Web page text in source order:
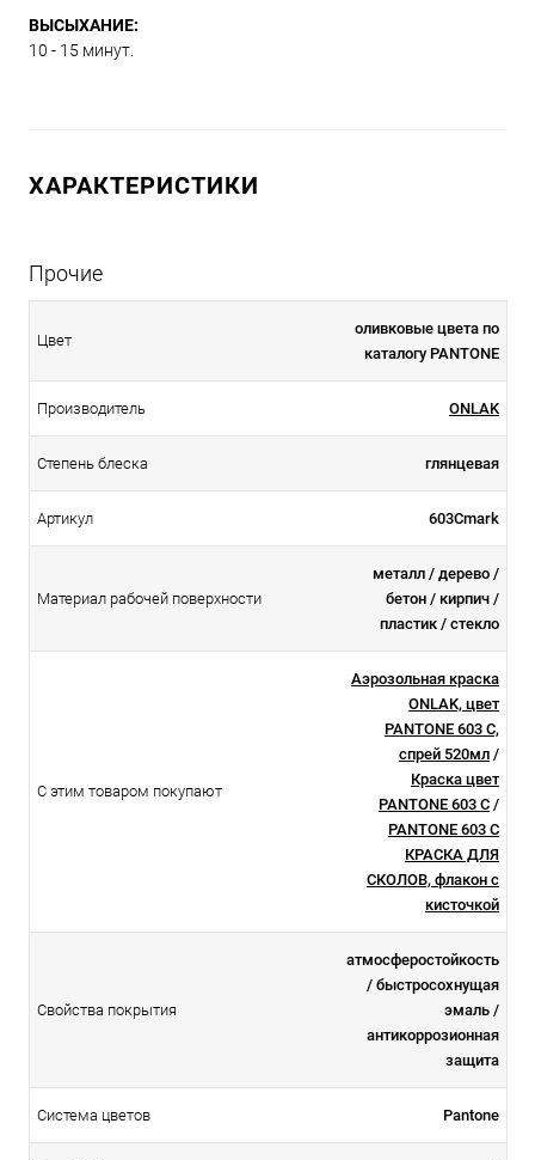
ВЫСЫХАНИЕ:
10 - 15 минут.
ХАРАКТЕРИСТИКИ
Прочие
Цвет
оливковые цвета по
каталогу PANTONE
Производитель ONLAK
Степень блеска глянцевая
Артикул 603Cmark
Материал рабочей поверхности
металл / дерево /
бетон / кирпич /
пластик / стекло
С этим товаром покупают
Аэрозольная краска
ONLAK, цвет
PANTONE 603 C,
спрей 520мл /
Краска цвет
PANTONE 603 C /
PANTONE 603 C
КРАСКА ДЛЯ
СКОЛОВ, флакон с
кисточкой
Свойства покрытия
атмосферостойкоcть
/ быстросохнущая
эмаль /
антикоррозионная
защита
Система цветов Pantone